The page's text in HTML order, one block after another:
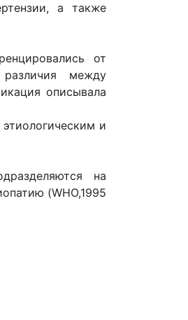
а также
от
между
описывала
и
на
(WHO,1995